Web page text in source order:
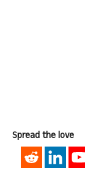
Spread the love